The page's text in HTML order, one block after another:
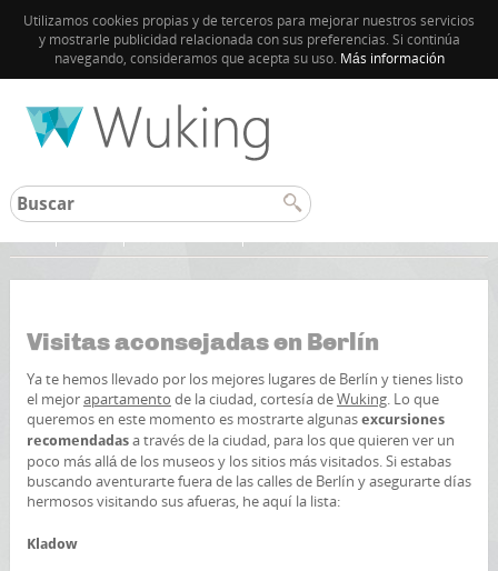
Utilizamos cookies propias y de terceros para mejorar nuestros servicios
y mostrarle publicidad relacionada con sus preferencias. Si continúa
navegando, consideramos que acepta su uso. Más información
Visitas aconsejadas en Berlín
Ya te hemos llevado por los mejores lugares de Berlín y tienes listo
el mejorapartamento de la ciudad, cortesía deWuking. Lo que
queremos en este momento es mostrarte algunas excursiones
recomendadasa través de la ciudad, para los que quieren ver un
poco más allá de los museos y los sitios más visitados. Si estabas
buscando aventurarte fuera de las calles de Berlín y asegurarte días
hermosos visitando sus afueras, he aquí la lista:
Kladow